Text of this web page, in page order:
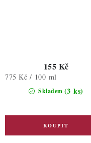
Skladem (3 ks)
155 Kč
Měrná
775 Kč / 100 ml